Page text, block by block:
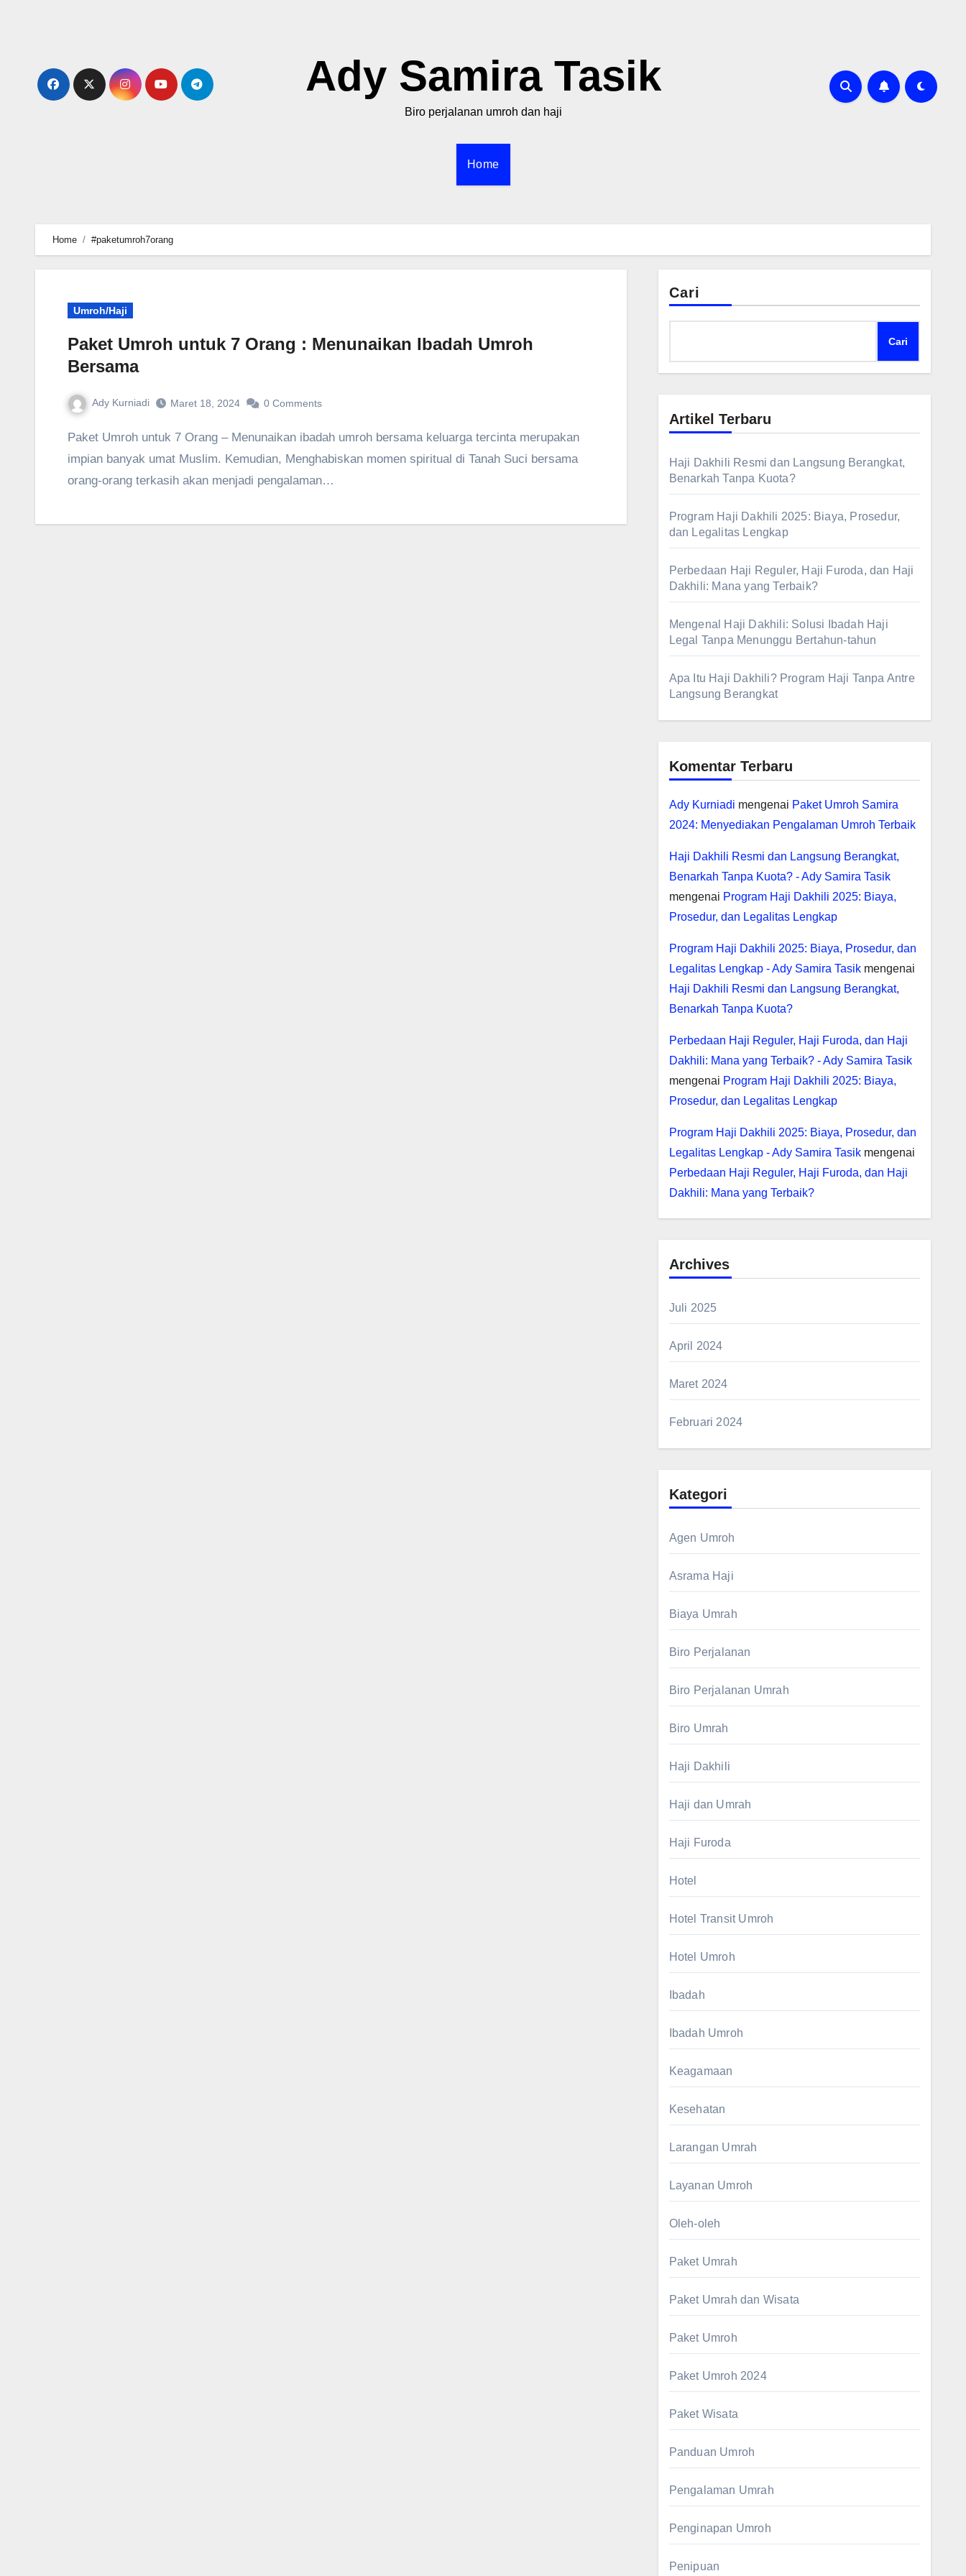
Ady Samira Tasik
Biro perjalanan umroh dan haji
Home
Home #paketumroh7orang
Umroh/Haji
Paket Umroh untuk 7 Orang : Menunaikan Ibadah Umroh
Bersama
Ady Kurniadi Maret 18, 2024 0 Comments
Paket Umroh untuk 7 Orang – Menunaikan ibadah umroh bersama keluarga tercinta merupakan
impian banyak umat Muslim. Kemudian, Menghabiskan momen spiritual di Tanah Suci bersama
orang-orang terkasih akan menjadi pengalaman…
Cari
Cari
Artikel Terbaru
Haji Dakhili Resmi dan Langsung Berangkat,
Benarkah Tanpa Kuota?
Program Haji Dakhili 2025: Biaya, Prosedur,
dan Legalitas Lengkap
Perbedaan Haji Reguler, Haji Furoda, dan Haji
Dakhili: Mana yang Terbaik?
Mengenal Haji Dakhili: Solusi Ibadah Haji
Legal Tanpa Menunggu Bertahun-tahun
Apa Itu Haji Dakhili? Program Haji Tanpa Antre
Langsung Berangkat
Komentar Terbaru
Ady Kurniadi mengenai Paket Umroh Samira
2024: Menyediakan Pengalaman Umroh Terbaik
Haji Dakhili Resmi dan Langsung Berangkat,
Benarkah Tanpa Kuota? - Ady Samira Tasik
mengenai Program Haji Dakhili 2025: Biaya,
Prosedur, dan Legalitas Lengkap
Program Haji Dakhili 2025: Biaya, Prosedur, dan
Legalitas Lengkap - Ady Samira Tasikmengenai
Haji Dakhili Resmi dan Langsung Berangkat,
Benarkah Tanpa Kuota?
Perbedaan Haji Reguler, Haji Furoda, dan Haji
Dakhili: Mana yang Terbaik? - Ady Samira Tasik
mengenai Program Haji Dakhili 2025: Biaya,
Prosedur, dan Legalitas Lengkap
Program Haji Dakhili 2025: Biaya, Prosedur, dan
Legalitas Lengkap - Ady Samira Tasikmengenai
Perbedaan Haji Reguler, Haji Furoda, dan Haji
Dakhili: Mana yang Terbaik?
Archives
Juli 2025
April 2024
Maret 2024
Februari 2024
Kategori
Agen Umroh
Asrama Haji
Biaya Umrah
Biro Perjalanan
Biro Perjalanan Umrah
Biro Umrah
Haji Dakhili
Haji dan Umrah
Haji Furoda
Hotel
Hotel Transit Umroh
Hotel Umroh
Ibadah
Ibadah Umroh
Keagamaan
Kesehatan
Larangan Umrah
Layanan Umroh
Oleh-oleh
Paket Umrah
Paket Umrah dan Wisata
Paket Umroh
Paket Umroh 2024
Paket Wisata
Panduan Umroh
Pengalaman Umrah
Penginapan Umroh
Penipuan